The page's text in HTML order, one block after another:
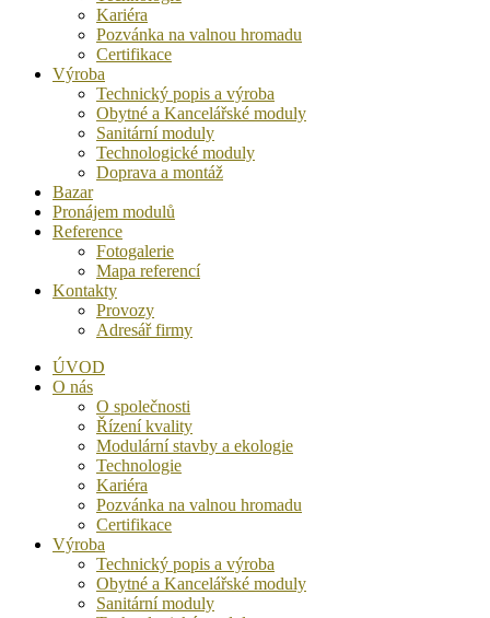
Kariéra
Pozvánka na valnou hromadu
Certifikace
Výroba
Technický popis a výroba
Obytné a Kancelářské moduly
Sanitární moduly
Technologické moduly
Doprava a montáž
Bazar
Pronájem modulů
Reference
Fotogalerie
Mapa referencí
Kontakty
Provozy
Adresář firmy
ÚVOD
O nás
O společnosti
Řízení kvality
Modulární stavby a ekologie
Technologie
Kariéra
Pozvánka na valnou hromadu
Certifikace
Výroba
Technický popis a výroba
Obytné a Kancelářské moduly
Sanitární moduly